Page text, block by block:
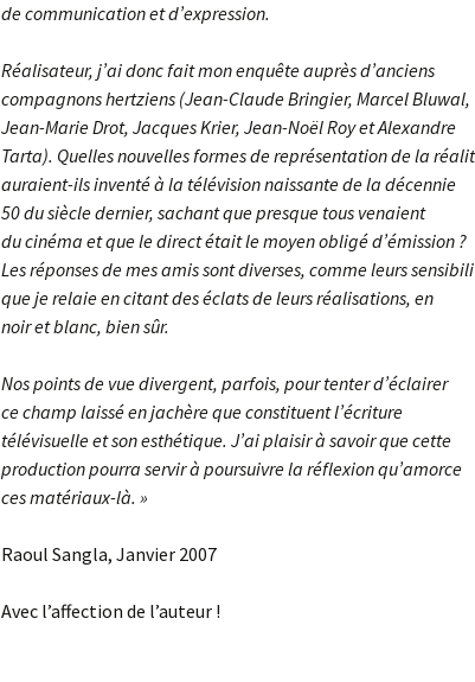
de communication et d’expression.
Réalisateur, j’ai donc fait mon enquête auprès d’anciens
compagnons hertziens (Jean-Claude Bringier, Marcel Bluwal,
Jean-Marie Drot, Jacques Krier, Jean-Noël Roy et Alexandre
Tarta). Quelles nouvelles formes de représentation de la
auraient-ils inventé à la télévision naissante de la décennie
50 du siècle dernier, sachant que presque tous venaient
du cinéma et que le direct était le moyen obligé d’émission ?
Les réponses de mes amis sont diverses, comme leurs
que je relaie en citant des éclats de leurs réalisations, en
noir et blanc, bien sûr.
Nos points de vue divergent, parfois, pour tenter d’éclairer
ce champ laissé en jachère que constituent l’écriture
télévisuelle et son esthétique. J’ai plaisir à savoir que cette
production pourra servir à poursuivre la réflexion qu’amorce
ces matériaux-là. »
Raoul Sangla, Janvier 2007
Avec l’affection de l’auteur !